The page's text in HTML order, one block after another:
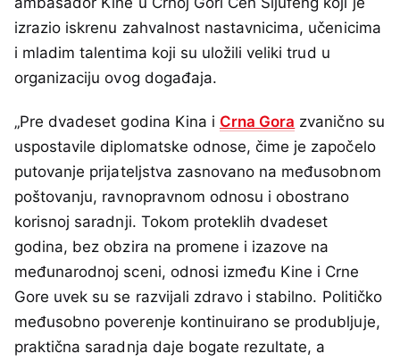
izrazio iskrenu zahvalnost nastavnicima, učenicima
i mladim talentima koji su uložili veliki trud u
organizaciju ovog događaja.
„Pre dvadeset godina Kina i Crna Gora zvanično su
uspostavile diplomatske odnose, čime je započelo
putovanje prijateljstva zasnovano na međusobnom
poštovanju, ravnopravnom odnosu i obostrano
korisnoj saradnji. Tokom proteklih dvadeset
godina, bez obzira na promene i izazove na
međunarodnoj sceni, odnosi između Kine i Crne
Gore uvek su se razvijali zdravo i stabilno. Političko
međusobno poverenje kontinuirano se produbljuje,
praktična saradnja daje bogate rezultate, a